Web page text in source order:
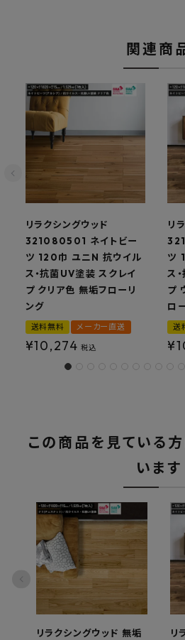
関連商
リラクシングウッド
321080501 ネイトビー
ツ 120巾 ユニN 抗ウイル
ス・抗菌UV塗装 スクレイ
プ クリア色 無垢フローリ
ング
送料無料 メーカー直送
¥10,274 税込
リ
ツ
ス
プ
ロ
送
¥
この商品を見ている
います
リラクシングウッド 無垢 リ